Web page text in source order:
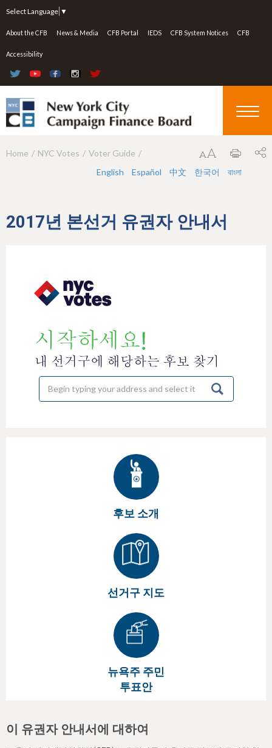
Select Language ▼
About the CFB News & Media CFB Portal IEDS CFB System Notices CFB
Accessibility
Y
a
Home NYC Votes
Voter Guide
English
Español 中文 한국어 বাংলা
2017년 본선거 유권자 안내서
후보 소개
선거구 지도
뉴욕주 주민
투표안
이 유권자 안내서에 대하여